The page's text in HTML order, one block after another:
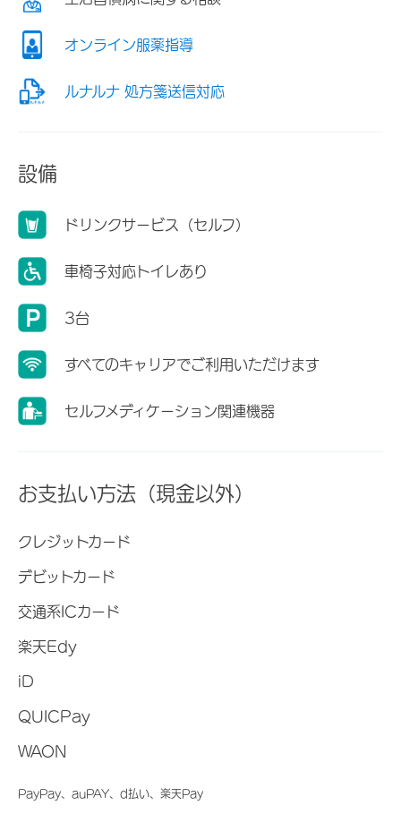
オンライン服薬指導
ルナルナ 処方箋送信対応
設備
ドリンクサービス（セルフ）
車椅子対応トイレあり
3台
すべてのキャリアでご利用いただけます
セルフメディケーション関連機器
お支払い方法（現金以外）
クレジットカード
デビットカード
交通系ICカード
楽天Edy
iD
QUICPay
WAON
PayPay、auPAY、d払い、楽天Pay